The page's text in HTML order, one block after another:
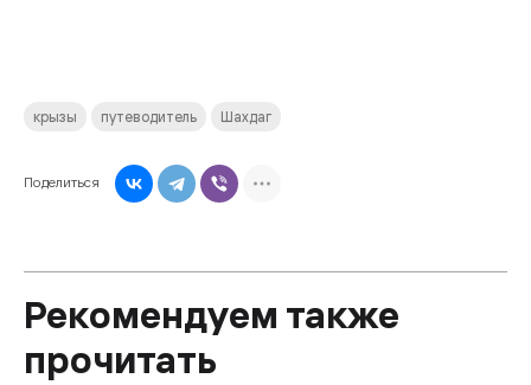
крызы путеводитель Шахдаг
Поделиться
Рекомендуем также
прочитать